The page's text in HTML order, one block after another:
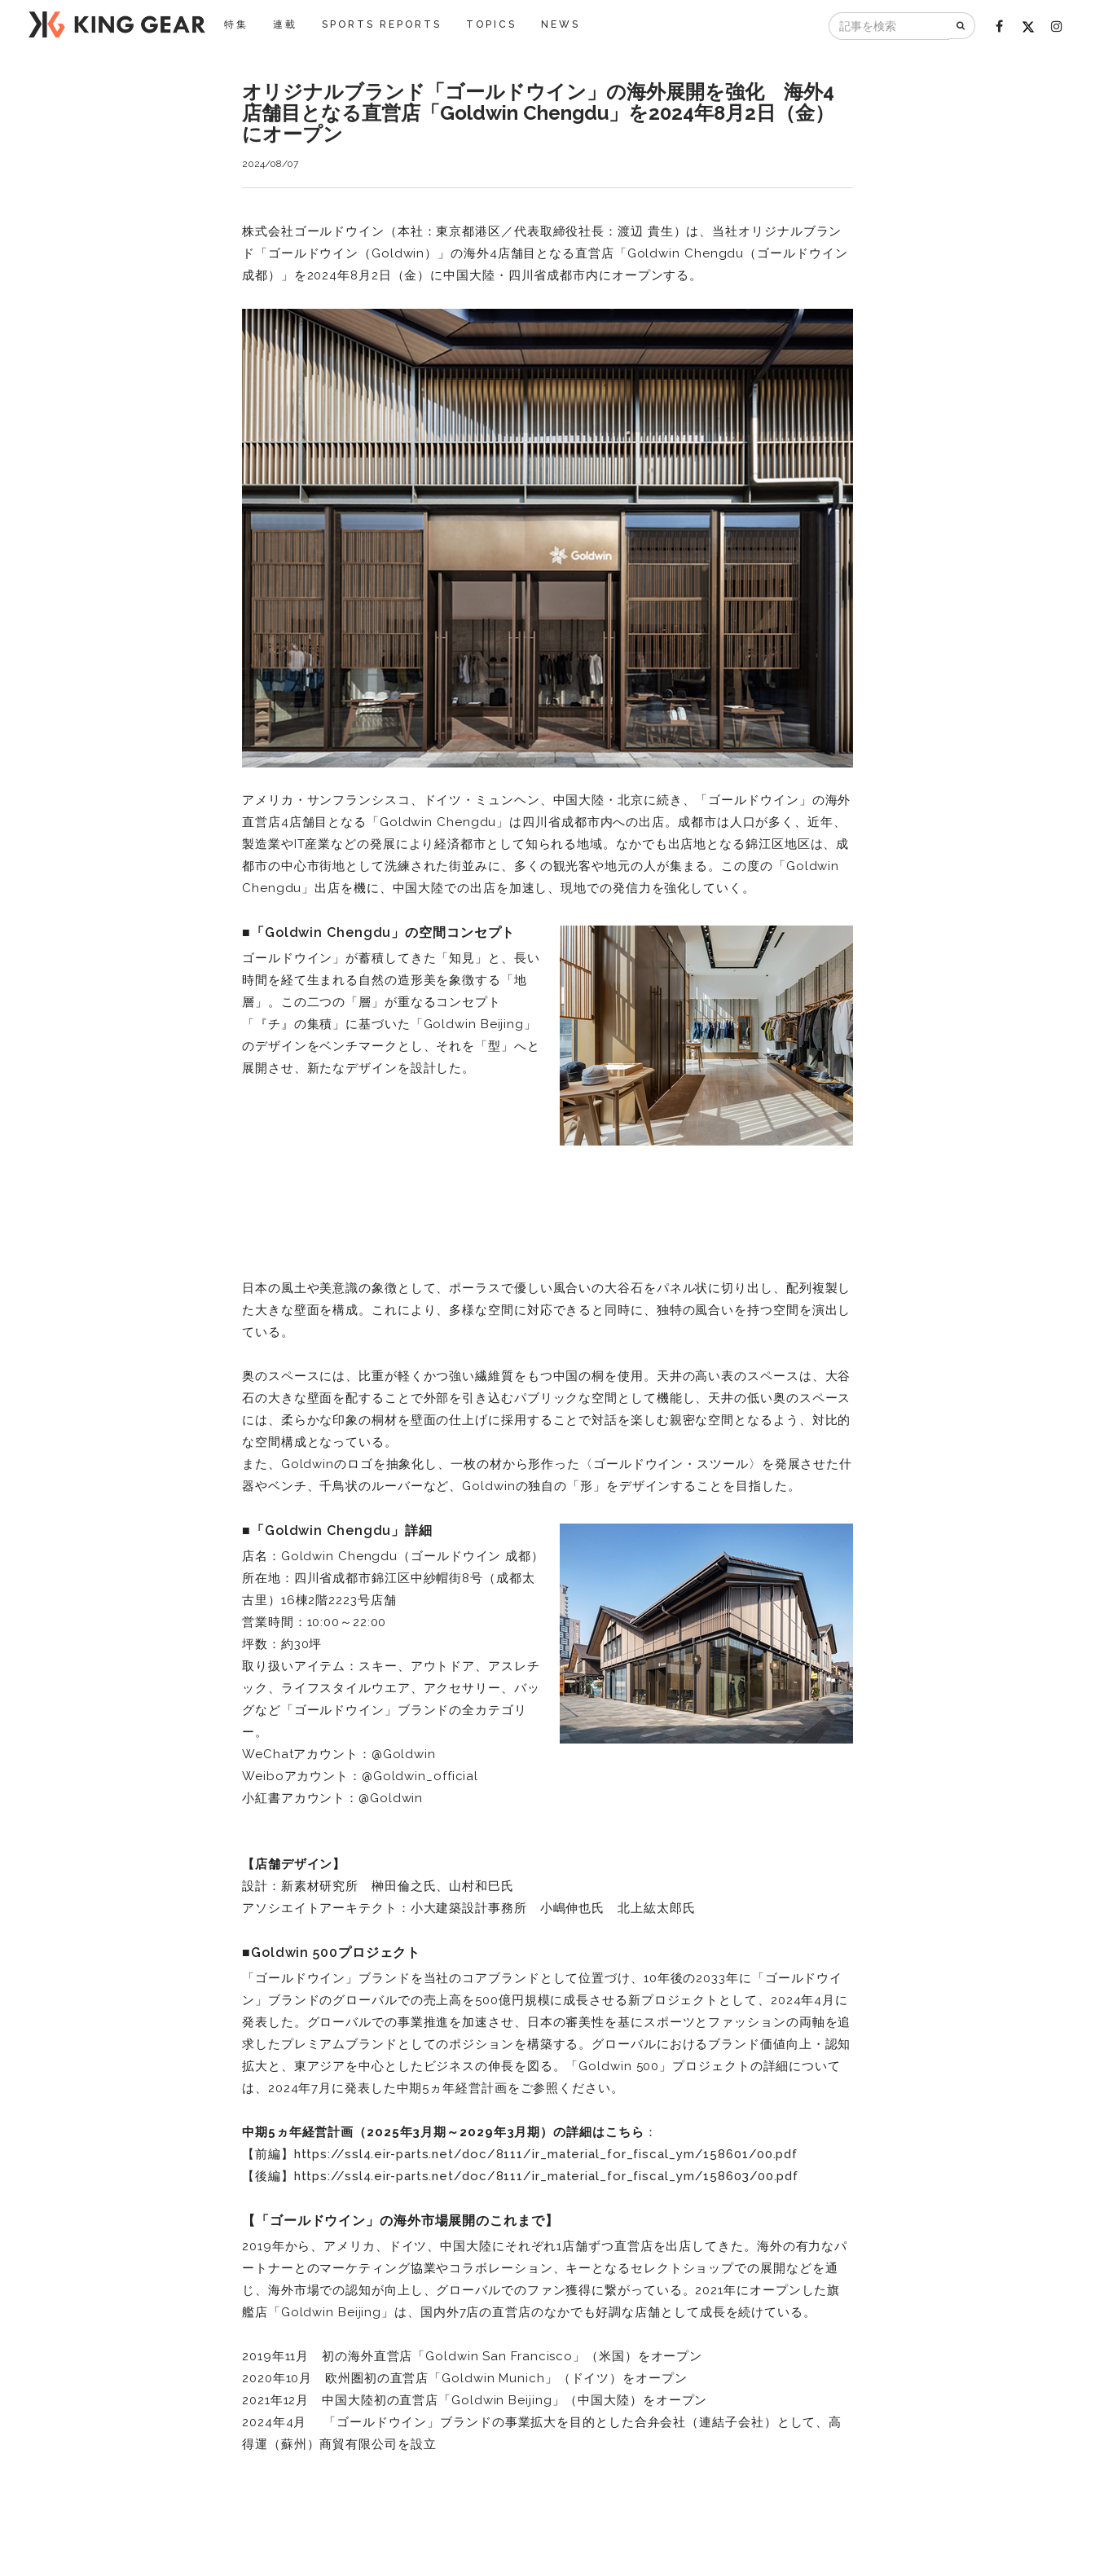
特集 連載 SPORTS REPORTS TOPICS NEWS
オリジナルブランド「ゴールドウイン」の海外展開を強化 海外4
店舗目となる直営店「Goldwin Chengdu」を2024年8月2日（金）
にオープン
2024/08/07
株式会社ゴールドウイン（本社：東京都港区／代表取締役社長：渡辺 貴生）は、当社オリジナルブラン
ド「ゴールドウイン（Goldwin）」の海外4店舗目となる直営店「Goldwin Chengdu（ゴールドウイン
成都）」を2024年8月2日（金）に中国大陸・四川省成都市内にオープンする。
アメリカ・サンフランシスコ、ドイツ・ミュンヘン、中国大陸・北京に続き、「ゴールドウイン」の海外
直営店4店舗目となる「Goldwin Chengdu」は四川省成都市内への出店。成都市は人口が多く、近年、
製造業やIT産業などの発展により経済都市として知られる地域。なかでも出店地となる錦江区地区は、成
都市の中心市街地として洗練された街並みに、多くの観光客や地元の人が集まる。この度の「Goldwin
Chengdu」出店を機に、中国大陸での出店を加速し、現地での発信力を強化していく。
■「Goldwin Chengdu」の空間コンセプト
ゴールドウイン」が蓄積してきた「知見」と、長い
時間を経て生まれる自然の造形美を象徴する「地
層」。この二つの「層」が重なるコンセプト
「『チ』の集積」に基づいた「Goldwin Beijing」
のデザインをベンチマークとし、それを「型」へと
展開させ、新たなデザインを設計した。
日本の風土や美意識の象徴として、ポーラスで優しい風合いの大谷石をパネル状に切り出し、配列複製し
た大きな壁面を構成。これにより、多様な空間に対応できると同時に、独特の風合いを持つ空間を演出し
ている。
奥のスペースには、比重が軽くかつ強い繊維質をもつ中国の桐を使用。天井の高い表のスペースは、大谷
石の大きな壁面を配することで外部を引き込むパブリックな空間として機能し、天井の低い奥のスペース
には、柔らかな印象の桐材を壁面の仕上げに採用することで対話を楽しむ親密な空間となるよう、対比的
な空間構成となっている。
また、Goldwinのロゴを抽象化し、一枚の材から形作った〈ゴールドウイン・スツール〉を発展させた什
器やベンチ、千鳥状のルーバーなど、Goldwinの独自の「形」をデザインすることを目指した。
■「Goldwin Chengdu」詳細
店名：Goldwin Chengdu（ゴールドウイン 成都）
所在地：四川省成都市錦江区中紗帽街8号（成都太
古里）16棟2階2223号店舗
営業時間：10:00～22:00
坪数：約30坪
取り扱いアイテム：スキー、アウトドア、アスレチ
ック、ライフスタイルウエア、アクセサリー、バッ
グなど「ゴールドウイン」ブランドの全カテゴリ
ー。
WeChatアカウント：@Goldwin
Weiboアカウント：@Goldwin_official
小紅書アカウント：@Goldwin
【店舗デザイン】
設計：新素材研究所 榊󠄀田倫之氏、山村和巳氏
アソシエイトアーキテクト：小大建築設計事務所 小嶋伸也氏 北上紘太郎氏
■Goldwin 500プロジェクト
「ゴールドウイン」ブランドを当社のコアブランドとして位置づけ、10年後の2033年に「ゴールドウイ
ン」ブランドのグローバルでの売上高を500億円規模に成長させる新プロジェクトとして、2024年4月に
発表した。グローバルでの事業推進を加速させ、日本の審美性を基にスポーツとファッションの両軸を追
求したプレミアムブランドとしてのポジションを構築する。グローバルにおけるブランド価値向上・認知
拡大と、東アジアを中心としたビジネスの伸長を図る。「Goldwin 500」プロジェクトの詳細について
は、2024年7月に発表した中期5ヵ年経営計画をご参照ください。
中期5ヵ年経営計画（2025年3月期～2029年3月期）の詳細はこちら ：
【前編】 https://ssl4.eir-parts.net/doc/8111/ir_material_for_fiscal_ym/158601/00.pdf
【後編】 https://ssl4.eir-parts.net/doc/8111/ir_material_for_fiscal_ym/158603/00.pdf
【「ゴールドウイン」の海外市場展開のこれまで】
2019年から、アメリカ、ドイツ、中国大陸にそれぞれ1店舗ずつ直営店を出店してきた。海外の有力なパ
ートナーとのマーケティング協業やコラボレーション、キーとなるセレクトショップでの展開などを通
じ、海外市場での認知が向上し、グローバルでのファン獲得に繋がっている。2021年にオープンした旗
艦店「Goldwin Beijing」は、国内外7店の直営店のなかでも好調な店舗として成長を続けている。
2019年11月 初の海外直営店「Goldwin San Francisco」（米国）をオープン
2020年10月 欧州圏初の直営店「Goldwin Munich」（ドイツ）をオープン
2021年12月 中国大陸初の直営店「Goldwin Beijing」（中国大陸）をオープン
2024年4月 「ゴールドウイン」ブランドの事業拡大を目的とした合弁会社（連結子会社）として、高
得運（蘇州）商貿有限公司を設立